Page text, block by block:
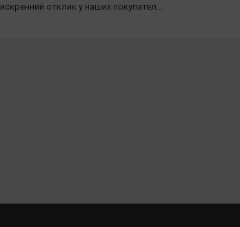
искренний отклик у наших покупател...